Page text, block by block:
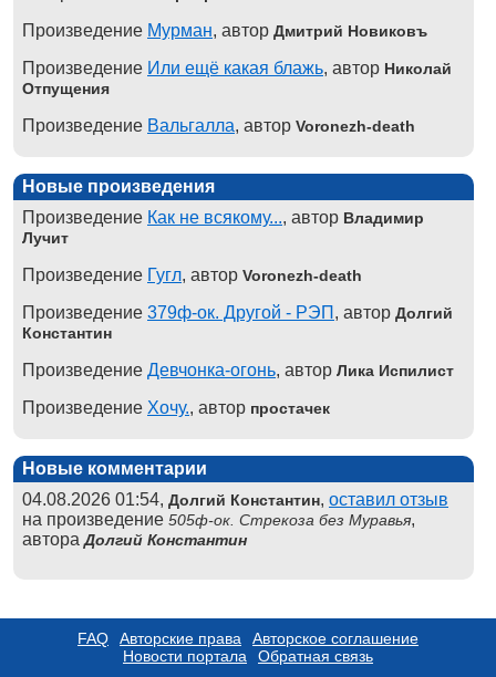
Произведение Мурман, автор Дмитрий Новиковъ
Произведение Или ещё какая блажь, автор Николай
Отпущения
Произведение Вальгалла, автор Voronezh-death
Новые произведения
Произведение Как не всякому..., автор Владимир
Лучит
Произведение Гугл, автор Voronezh-death
Произведение 379ф-ок. Другой - РЭП , автор Долгий
Константин
Произведение Девчонка-огонь, автор Лика Испилист
Произведение Хочу., автор простачек
Новые комментарии
04.08.2026 01:54, Долгий Константин, оставил отзыв
на произведение 505ф-ок. Стрекоза без Муравья,
автораДолгий Константин
FAQ Авторские права
Авторское соглашение
Новости портала
Обратная связь